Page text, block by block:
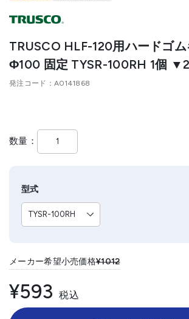
TRUSCO HLF-120用ハードゴ
Φ100 固定 TYSR-100RH 1個
発注コード A0141868
数量
型式
メーカー希望小売価格¥1012
¥593 税込